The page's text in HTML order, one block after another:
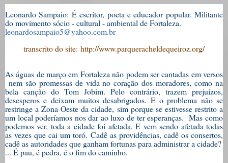
Leonardo Sampaio: É escritor, poeta e educador popular. Militante
do movimento sócio - cultural - ambiental de Fortaleza.
leonardosampaio5@yahoo.com.br
transcrito do site: http://www.parqueracheldequeiroz.org/
As águas de março em Fortaleza não podem ser cantadas em versos
nem são promessas de vida no coração dos moradores, como na
bela canção do Tom Jobim. Pelo contrário, trazem prejuízos,
desesperos e deixam muitos desabrigados. E o problema não se
restringe a Zona Oeste da cidade, sim porque se estivesse restrito a
um local poderíamos nos dar ao luxo de ter esperanças. Mas como
podemos ver, toda a cidade foi afetada. E vem sendo afetada todas
as vezes que cai um toró. Cadê as providências, cadê os consertos,
cadê as autoridades que ganham fortunas para administrar a cidade?
... É pau, é pedra, é o fim do caminho.